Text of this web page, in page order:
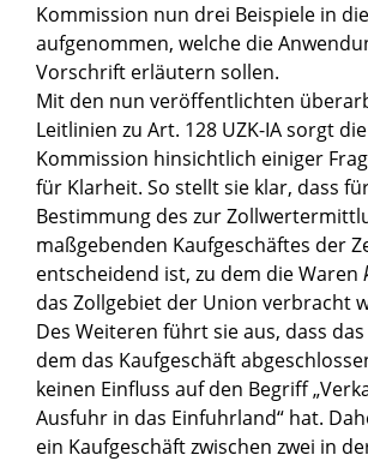
Kommission nun drei Beispiele in
aufgenommen, welche die
Vorschrift erläutern sollen.
Mit den nun veröffentlichten
Leitlinien zu Art. 128 UZK-IA sorgt
Kommission hinsichtlich einiger
für Klarheit. So stellt sie klar, dass
Bestimmung des zur
maßgebenden Kaufgeschäftes der
entscheidend ist, zu dem die Waren
das Zollgebiet der Union verbracht
Des Weiteren führt sie aus, dass
dem das Kaufgeschäft
keinen Einfluss auf den Begriff
Ausfuhr in das Einfuhrland“ hat.
ein Kaufgeschäft zwischen zwei in